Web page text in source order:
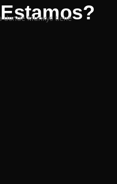
Estamos?